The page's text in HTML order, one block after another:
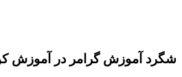
شگرد آموزش گرامر در آموزش